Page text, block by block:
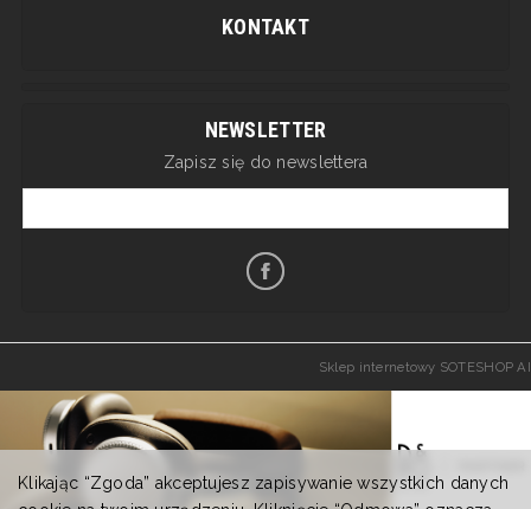
KONTAKT
NEWSLETTER
Zapisz się do newslettera
Sklep internetowy SOTESHOP AI
Klikając “Zgoda” akceptujesz zapisywanie wszystkich danych